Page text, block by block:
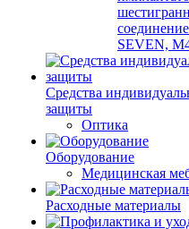
SEVEN,
Средства
защиты
Оптика
Оборудование
Медицинская
Расходные материалы